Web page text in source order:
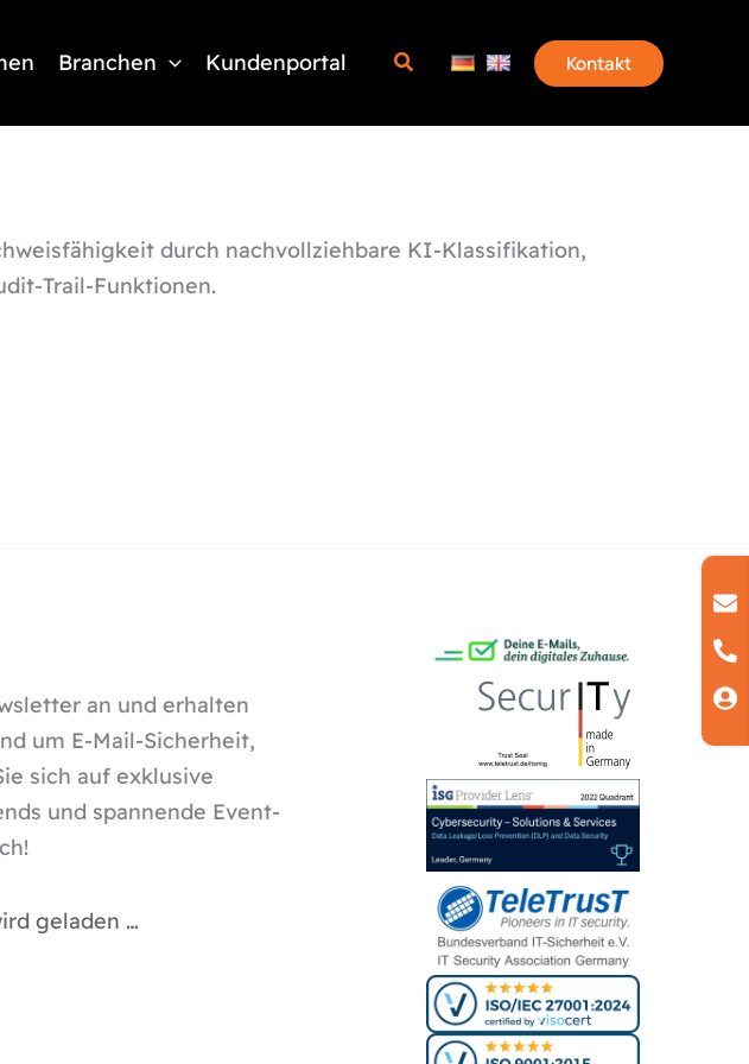
Branchen Kundenportal Kontakt
durch nachvollziehbare KI-Klassifikation,
Trail-Funktionen.
an und erhalten
um E-Mail-Sicherheit,
sich auf exklusive
und spannende Event-
geladen …